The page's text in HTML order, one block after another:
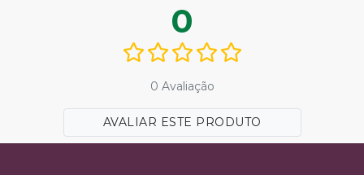
0
0 Avaliação
AVALIAR ESTE PRODUTO